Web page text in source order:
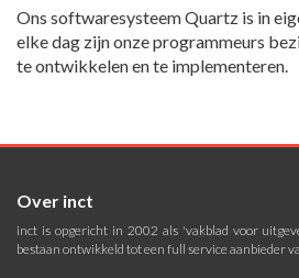
Ons softwaresysteem Quartz is in
elke dag zijn onze programmeurs
te ontwikkelen en te implementeren.
Over inct
inct is opgericht in 2002 als 'vakblad voor
bestaan ontwikkeld tot een full service aanbieder